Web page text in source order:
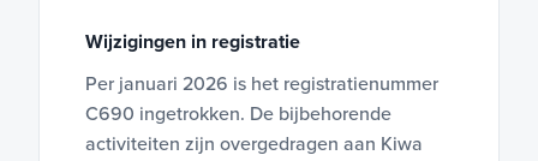
Wijzigingen in registratie
Per januari 2026 is het registratienummer
C690 ingetrokken. De bijbehorende
activiteiten zijn overgedragen aan Kiwa